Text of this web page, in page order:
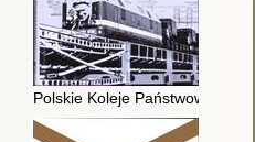
Polskie Koleje Państwowe jako